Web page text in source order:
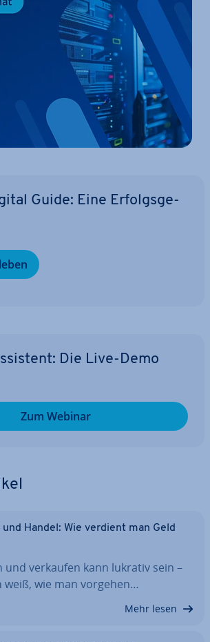
Guide: Eine Er­folgs­ge­
Die Live-Demo
Zum Webinar
und Handel: Wie verdient man Geld
und verkaufen kann lukrativ sein –
weiß, wie man vorgehen…
Mehr lesen